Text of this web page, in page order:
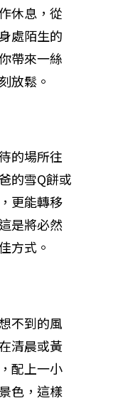
休息，從
處陌生的
帶來一絲
放鬆。
的場所往
的雪Q餅或
更能轉移
是將必然
方式。
不到的風
清晨或黃
配上一小
色，這樣